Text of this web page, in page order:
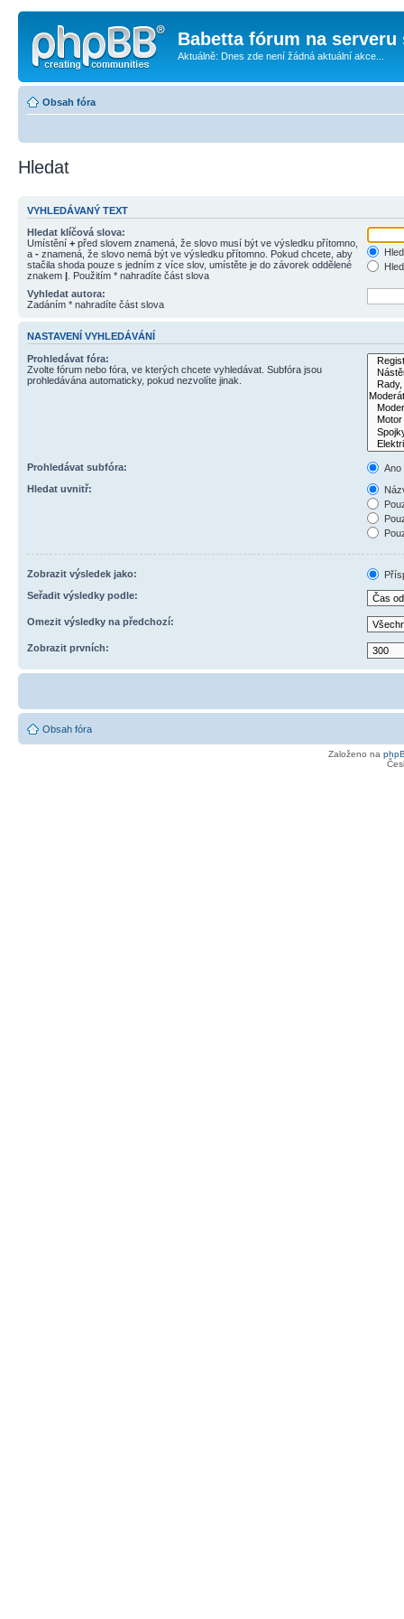
Babetta fórum na serveru
Aktuálně: Dnes zde není žádná aktuální akce...
Obsah fóra
Hledat
VYHLEDÁVANÝ TEXT
Hledat klíčová slova:
Umístění + před slovem znamená, že slovo musí být ve výsledku přítomno,
a - znamená, že slovo nemá být ve výsledku přítomno. Pokud chcete, aby
stačila shoda pouze s jedním z více slov, umístěte je do závorek oddělené
znakem | . Použitím * nahradíte část slova
Vyhledat autora:
Zadáním * nahradíte část slova
NASTAVENÍ VYHLEDÁVÁNÍ
Prohledávat fóra:
Zvolte fórum nebo fóra, ve kterých chcete vyhledávat. Subfóra jsou
prohledávána automaticky, pokud nezvolíte jinak.
Prohledávat subfóra:
Ano
Hledat uvnitř:
Zobrazit výsledek jako:
Seřadit výsledky podle:
Omezit výsledky na předchozí:
Zobrazit prvních:
Obsah fóra
Založeno na